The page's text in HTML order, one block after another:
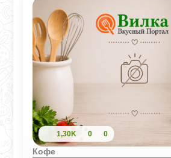
1,30K 0 0
Кофе